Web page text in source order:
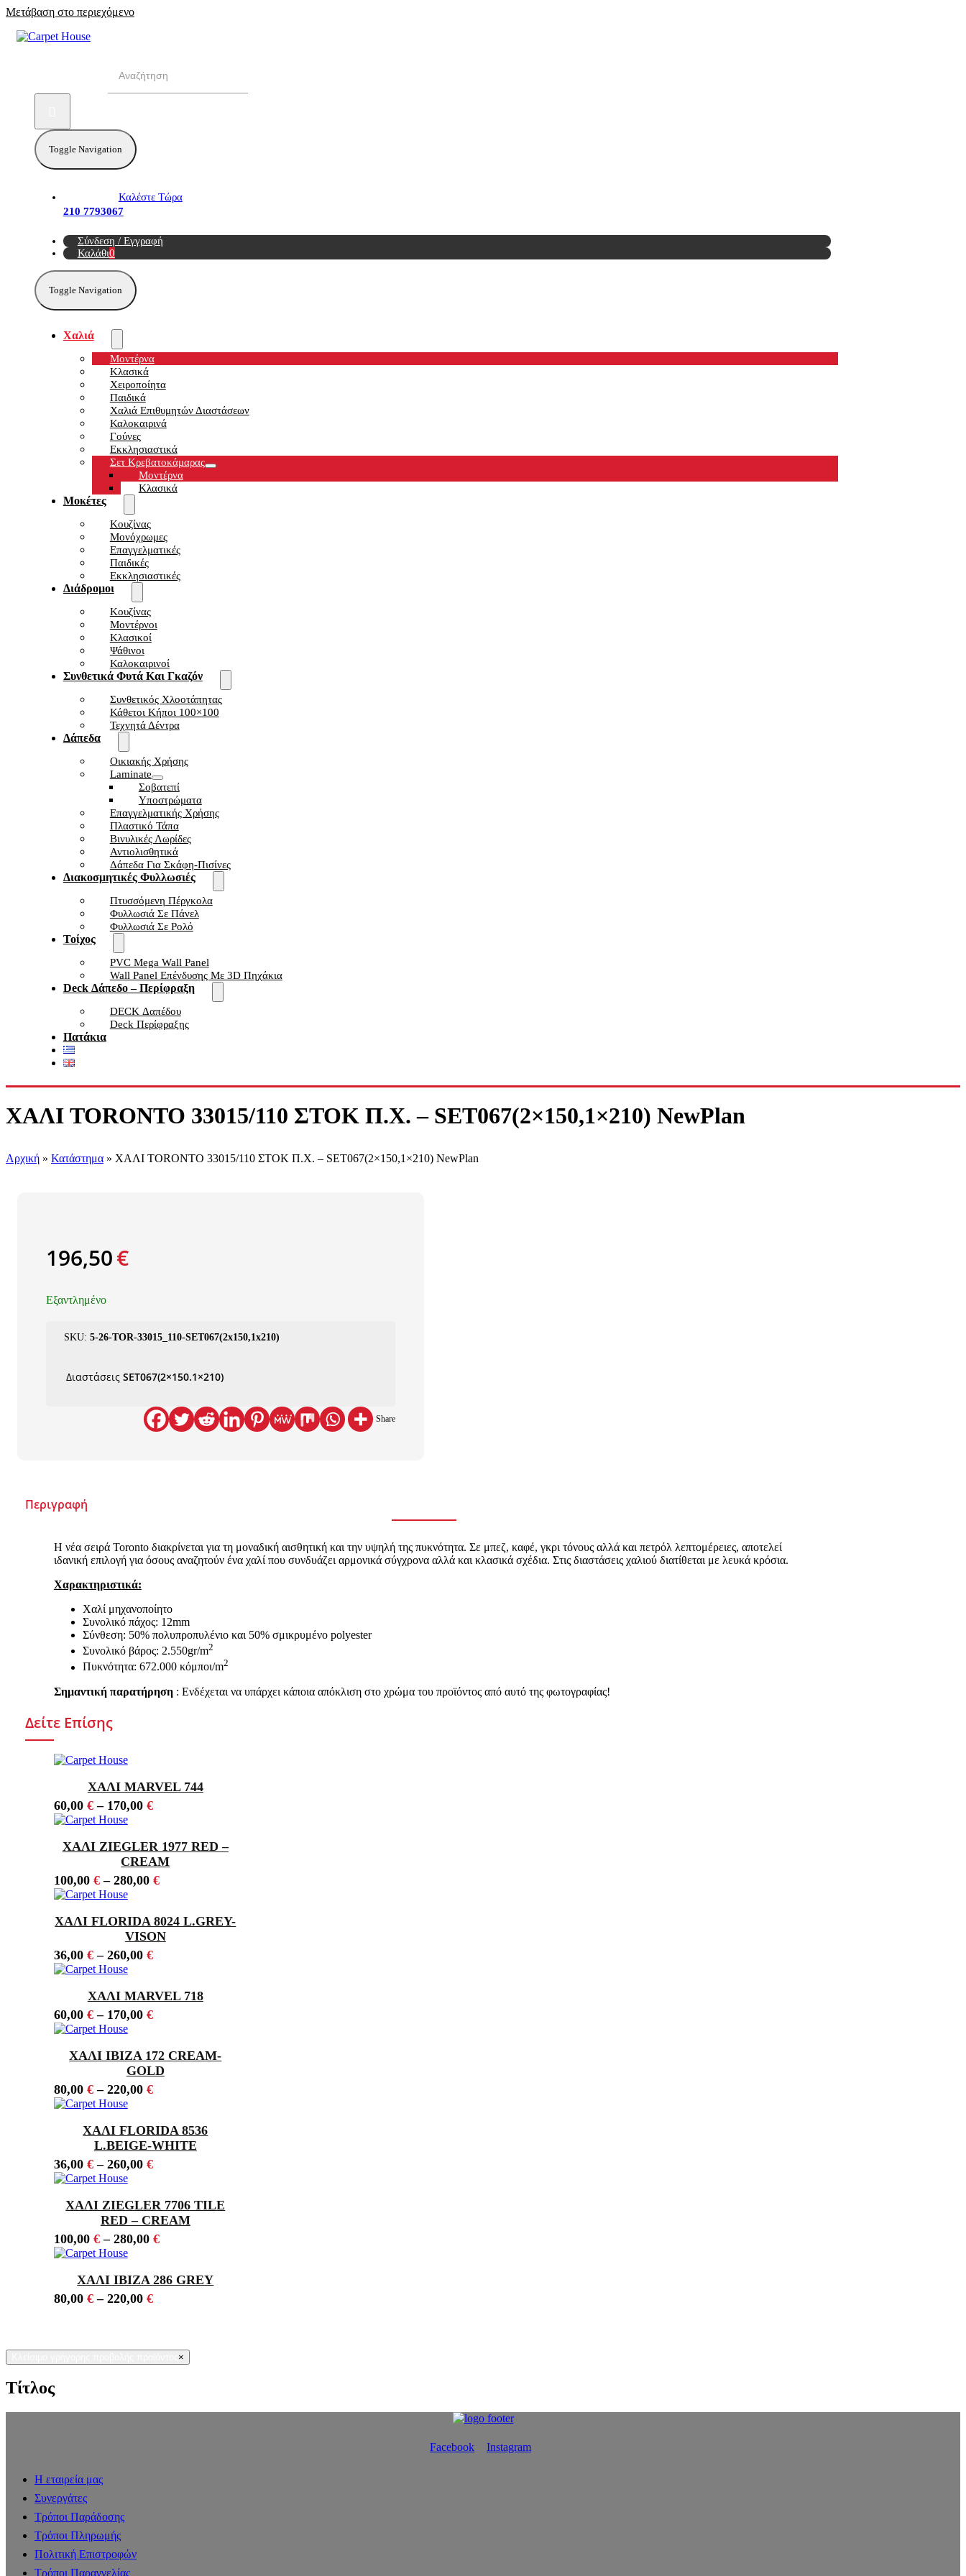
Μετάβαση στο περιεχόμενο
Toggle Navigation
Καλέστε Τώρα
210 7793067
Σύνδεση / Εγγραφή
Καλάθι0
Toggle Navigation
Χαλιά
Μοντέρνα
Κλασικά
Χειροποίητα
Παιδικά
Χαλιά Επιθυμητών Διαστάσεων
Καλοκαιρινά
Γούνες
Εκκλησιαστικά
Σετ Κρεβατοκάμαρας
Μοντέρνα
Κλασικά
Μοκέτες
Κουζίνας
Μονόχρωμες
Επαγγελματικές
Παιδικές
Εκκλησιαστικές
Διάδρομοι
Κουζίνας
Μοντέρνοι
Κλασικοί
Ψάθινοι
Καλοκαιρινοί
Συνθετικά Φυτά Και Γκαζόν
Συνθετικός Χλοοτάπητας
Κάθετοι Κήποι 100×100
Τεχνητά Δέντρα
Δάπεδα
Οικιακής Χρήσης
Laminate
Σοβατεπί
Υποστρώματα
Επαγγελματικής Χρήσης
Πλαστικό Τάπα
Βινυλικές Λωρίδες
Αντιολισθητικά
Δάπεδα Για Σκάφη-Πισίνες
Διακοσμητικές Φυλλωσιές
Πτυσσόμενη Πέργκολα
Φυλλωσιά Σε Πάνελ
Φυλλωσιά Σε Ρολό
Τοίχος
PVC Mega Wall Panel
Wall Panel Επένδυσης Με 3D Πηχάκια
Deck Δάπεδο – Περίφραξη
DECK Δαπέδου
Deck Περίφραξης
Πατάκια
ΧΑΛΙ TORONTO 33015/110 ΣΤΟΚ Π.Χ. – SET067(2×150,1×210) NewPlan
Αρχική » Κατάστημα » ΧΑΛΙ TORONTO 33015/110 ΣΤΟΚ Π.Χ. – SET067(2×150,1×210) NewPlan
196,50€
Εξαντλημένο
SKU: 5-26-TOR-33015_110-SET067(2x150,1x210)
Διαστάσεις SET067(2×150.1×210)
Share
Περιγραφή
Η νέα σειρά Toronto διακρίνεται για τη μοναδική αισθητική και την υψηλή της πυκνότητα. Σε μπεζ, καφέ, γκρι τόνους αλλά και πετρόλ λεπτομέρειες, αποτελεί
ιδανική επιλογή για όσους αναζητούν ένα χαλί που συνδυάζει αρμονικά σύγχρονα αλλά και κλασικά σχέδια. Στις διαστάσεις χαλιού διατίθεται με λευκά κρόσια.
Χαρακτηριστικά:
Χαλί μηχανοποίητο
Συνολικό πάχος: 12mm
Σύνθεση: 50% πολυπροπυλένιο και 50% σμικρυμένο polyester
Συνολικό βάρος: 2.550gr/m2
Πυκνότητα: 672.000 κόμποι/m2
Σημαντική παρατήρηση: Ενδέχεται να υπάρχει κάποια απόκλιση στο χρώμα του προϊόντος από αυτό της φωτογραφίας!
Δείτε Επίσης
ΧΑΛΙ MARVEL 744
60,00 €– 170,00 €
ΧΑΛΙ ZIEGLER 1977 RED –
CREAM
100,00 €– 280,00 €
ΧΑΛΙ FLORIDA 8024 L.GREY-
VISON
36,00 €– 260,00 €
ΧΑΛΙ MARVEL 718
60,00 €– 170,00 €
ΧΑΛΙ IBIZA 172 CREAM-
GOLD
80,00 €– 220,00 €
ΧΑΛΙ FLORIDA 8536
L.BEIGE-WHITE
36,00 €– 260,00 €
ΧΑΛΙ ZIEGLER 7706 TILE
RED – CREAM
100,00 €– 280,00 €
ΧΑΛΙ IBIZA 286 GREY
80,00 €– 220,00 €
×
Τίτλος
Facebook Instagram
Η εταιρεία μας
Συνεργάτες
Τρόποι Παράδοσης
Τρόποι Πληρωμής
Πολιτική Επιστροφών
Τρόποι Παραγγελίας